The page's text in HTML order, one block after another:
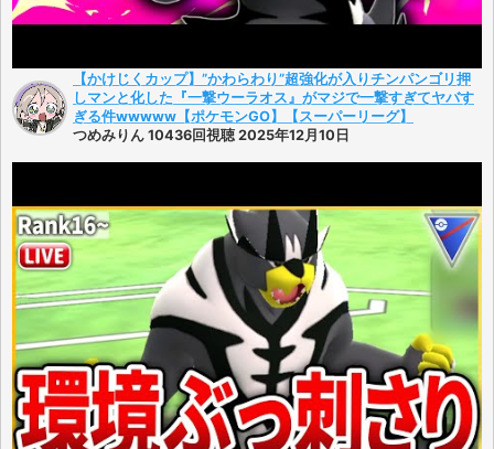
【かけじくカップ】”かわらわり”超強化が入りチンパンゴリ押
しマンと化した『一撃ウーラオス』がマジで一撃すぎてヤバす
ぎる件wwwww【ポケモンGO】【スーパーリーグ】
つめみりん 10436回視聴 2025年12月10日